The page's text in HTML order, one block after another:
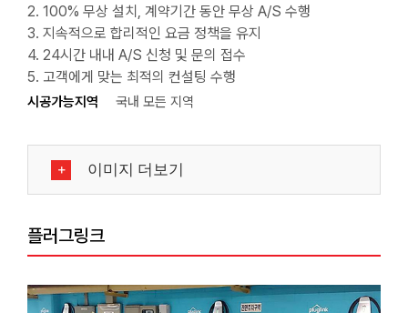
2. 100% 무상 설치, 계약기간 동안 무상 A/S 수행
3. 지속적으로 합리적인 요금 정책을 유지
4. 24시간 내내 A/S 신청 및 문의 접수
5. 고객에게 맞는 최적의 컨설팅 수행
시공가능지역 국내 모든 지역
이미지 더보기
플러그링크